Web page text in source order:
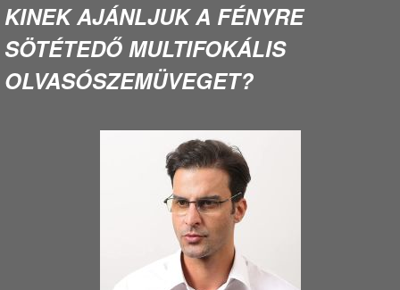
KINEK AJÁNLJUK A FÉNYRE
SÖTÉTEDŐ MULTIFOKÁLIS
OLVASÓSZEMÜVEGET?